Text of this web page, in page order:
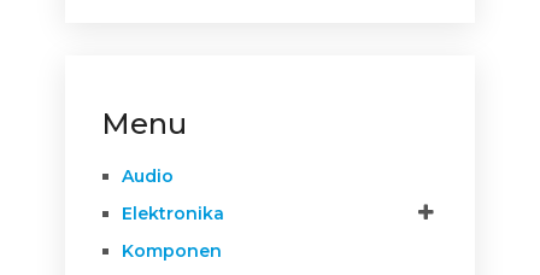
Menu
Audio
Elektronika
Komponen